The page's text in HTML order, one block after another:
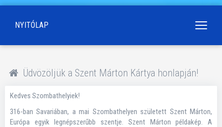
NYITÓLAP
Üdvözöljük a Szent Márton Kártya honlapján!
Kedves Szombathelyiek!
316-ban Savariában, a mai Szombathelyen született Szent Márton,
Európa egyik legnépszerűbb szentje. Szent Márton példakép. A